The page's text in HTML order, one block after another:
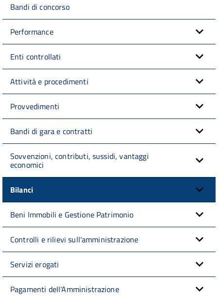
Bandi di concorso
Performance
Enti controllati
Attività e procedimenti
Provvedimenti
Bandi di gara e contratti
Sovvenzioni, contributi, sussidi, vantaggi
economici
Bilanci
Beni Immobili e Gestione Patrimonio
Controlli e rilievi sull'amministrazione
Servizi erogati
Pagamenti dell'Amministrazione